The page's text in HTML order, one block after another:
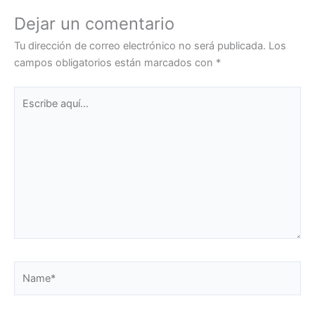
Dejar un comentario
Tu dirección de correo electrónico no será publicada. Los
campos obligatorios están marcados con *